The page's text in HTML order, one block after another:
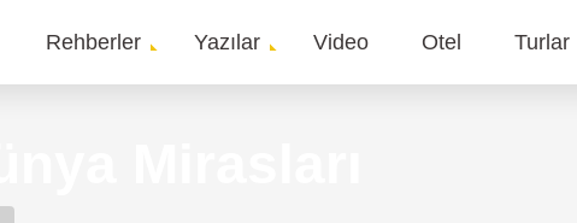
Main
Rehberler Yazılar Video Otel Turlar